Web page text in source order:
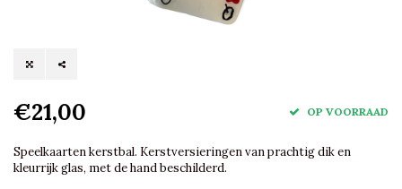
€21,00 OP VOORRAAD
Speelkaarten kerstbal. Kerstversieringen van prachtig dik en
kleurrijk glas, met de hand beschilderd.